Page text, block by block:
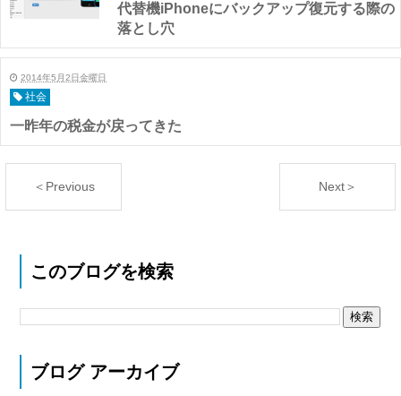
代替機iPhoneにバックアップ復元する際の
落とし穴
2014年5月2日金曜日
社会
一昨年の税金が戻ってきた
＜Previous Next＞
このブログを検索
ブログ アーカイブ